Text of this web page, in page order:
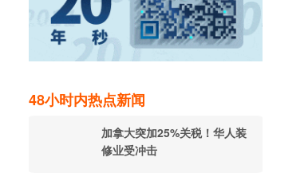
48小时内热点新闻
加拿大突加25%关税！华人装
修业受冲击